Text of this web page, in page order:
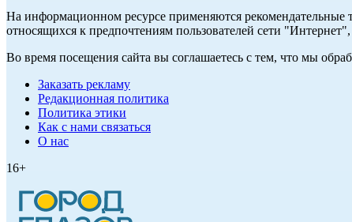
На информационном ресурсе применяются рекомендательные
относящихся к предпочтениям пользователей сети
Во время посещения сайта вы соглашаетесь с тем, что мы
Заказать рекламу
Редакционная политика
Политика этики
Как с нами связаться
О нас
16+